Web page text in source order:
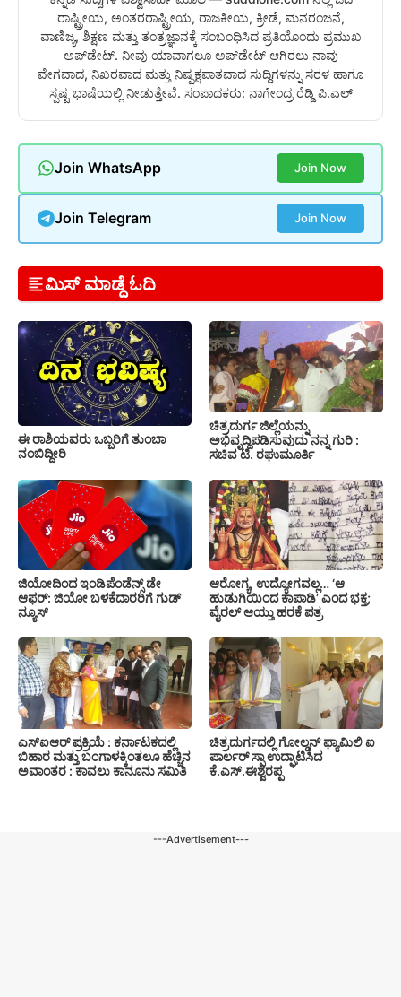
ರಾಷ್ಟ್ರೀಯ, ಅಂತರರಾಷ್ಟ್ರೀಯ, ರಾಜಕೀಯ, ಕ್ರೀಡೆ, ಮನರಂಜನೆ,
ವಾಣಿಜ್ಯ, ಶಿಕ್ಷಣ ಮತ್ತು ತಂತ್ರಜ್ಞಾನಕ್ಕೆ ಸಂಬಂಧಿಸಿದ ಪ್ರತಿಯೊಂದು ಪ್ರಮುಖ
ಅಪ್‌ಡೇಟ್. ನೀವು ಯಾವಾಗಲೂ ಅಪ್‌ಡೇಟ್ ಆಗಿರಲು ನಾವು
ವೇಗವಾದ, ನಿಖರವಾದ ಮತ್ತು ನಿಷ್ಪಕ್ಷಪಾತವಾದ ಸುದ್ದಿಗಳನ್ನು ಸರಳ ಹಾಗೂ
ಸ್ಪಷ್ಟ ಭಾಷೆಯಲ್ಲಿ ನೀಡುತ್ತೇವೆ. ಸಂಪಾದಕರು: ನಾಗೇಂದ್ರ ರೆಡ್ಡಿ ಪಿ.ಎಲ್
Join WhatsApp Join Now
Join Telegram Join Now
ಮಿಸ್ ಮಾಡ್ದೆ ಓದಿ
ಈ ರಾಶಿಯವರು ಒಬ್ಬರಿಗೆ ತುಂಬಾ
ನಂಬಿದ್ದೀರಿ
ಚಿತ್ರದುರ್ಗ ಜಿಲ್ಲೆಯನ್ನು
ಅಭಿವೃದ್ದಿಪಡಿಸುವುದು ನನ್ನ ಗುರಿ :
ಸಚಿವ ಟಿ. ರಘುಮೂರ್ತಿ
ಜಿಯೋದಿಂದ ಇಂಡಿಪೆಂಡೆನ್ಸ್ ಡೇ
ಆಫರ್: ಜಿಯೋ ಬಳಕೆದಾರರಿಗೆ ಗುಡ್
ನ್ಯೂಸ್
ಆರೋಗ್ಯ, ಉದ್ಯೋಗವಲ್ಲ… ‘ಆ
ಹುಡುಗಿಯಿಂದ ಕಾಪಾಡಿ’ ಎಂದ ಭಕ್ತ;
ವೈರಲ್ ಆಯ್ತು ಹರಕೆ ಪತ್ರ
ಎಸ್‍ಐಆರ್ ಪ್ರಕ್ರಿಯೆ : ಕರ್ನಾಟಕದಲ್ಲಿ
ಬಿಹಾರ ಮತ್ತು ಬಂಗಾಳಕ್ಕಿಂತಲೂ ಹೆಚ್ಚಿನ
ಅವಾಂತರ : ಕಾವಲು ಕಾನೂನು ಸಮಿತಿ
ಚಿತ್ರದುರ್ಗದಲ್ಲಿ ಗೋಲ್ಡನ್ ಫ್ಯಾಮಿಲಿ ಐ
ಪಾರ್ಲರ್ ಸ್ಪಾ ಉದ್ಘಾಟಿಸಿದ
ಕೆ.ಎಸ್.ಈಶ್ವರಪ್ಪ
---Advertisement---